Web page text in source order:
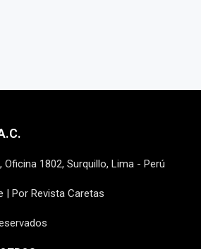
Oficina 1802, Surquillo, Lima - Perú
| Por Revista Caretas